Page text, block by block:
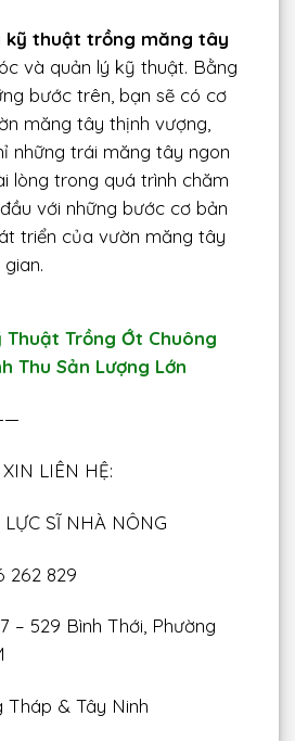
kỹ thuật trồng măng tây
và quản lý kỹ thuật. Bằng
bước trên, bạn sẽ có cơ
măng tây thịnh vượng,
những trái măng tây ngon
lòng trong quá trình chăm
với những bước cơ bản
triển của vườn măng tây
Thuật Trồng Ớt Chuông
Thu Sản Lượng Lớn
LIÊN HỆ:
SĨ NHÀ NÔNG
262 829
– 529 Bình Thới, Phường
Tháp & Tây Ninh